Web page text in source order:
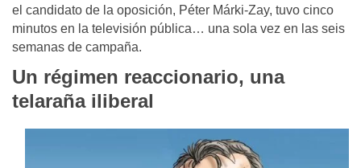
el candidato de la oposición, Péter Márki-Zay, tuvo cinco
minutos en la televisión pública… una sola vez en las seis
semanas de campaña.
Un régimen reaccionario, una
telaraña iliberal